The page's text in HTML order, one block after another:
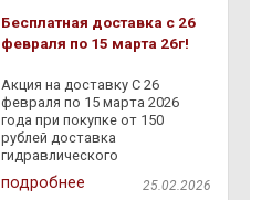
Бесплатная доставка с 26
февраля по 15 марта 26г!
Акция на доставку С 26
февраля по 15 марта 2026
года при покупке от 150
рублей доставка
гидравлического
оборудования через
"Европочту" бесплатно по
подробнее 25.02.2026